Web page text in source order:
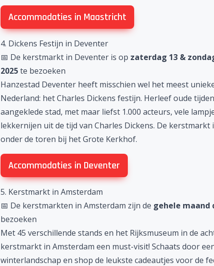
Accommodaties in Maastricht
4. Dickens Festijn in Deventer
📅 De kerstmarkt in Deventer is op zaterdag 13 &
2025te bezoeken
Hanzestad Deventer heeft misschien wel het meest
Nederland: het Charles Dickens festijn. Herleef oude
aangeklede stad, met maar liefst 1.000 acteurs, vele
lekkernijen uit de tijd van Charles Dickens. De kerstmarkt
onder de toren bij het Grote Kerkhof.
Accommodaties in Deventer
5. Kerstmarkt in Amsterdam
📅 De kerstmarkten in Amsterdam zijn de gehele maand
bezoeken
Met 45 verschillende stands en het Rijksmuseum in de
kerstmarkt in Amsterdam een must-visit! Schaats door
winterlandschap en shop de leukste cadeautjes voor de